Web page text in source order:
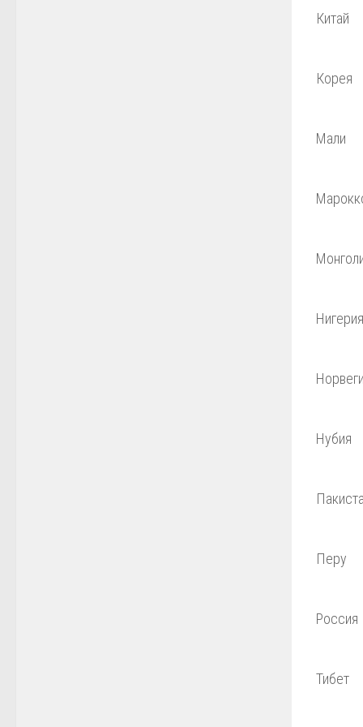
Китай
Корея
Мали
Нигерия
Нубия
Перу
Россия
Тибет